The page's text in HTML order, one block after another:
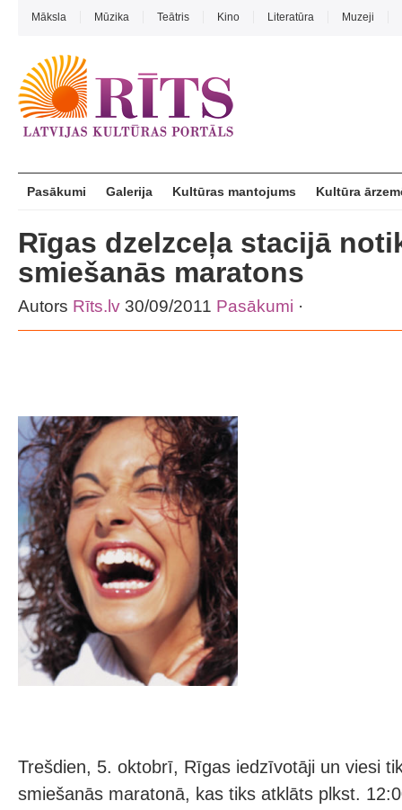
Māksla Mūzika Teātris Kino Literatūra Muzeji
Pasākumi Galerija Kultūras mantojums Kultūra
Rīgas dzelzceļa stacijā
smiešanās maratons
Autors Rīts.lv 30/09/2011 Pasākumi ·
Trešdien, 5. oktobrī, Rīgas iedzīvotāji un viesi
smiešanās maratonā, kas tiks atklāts plkst.